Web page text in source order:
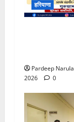
हरियाणा
Pardeep Narula
2026
0